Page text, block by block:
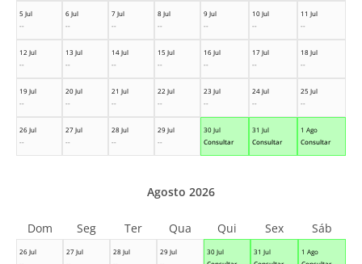
5 Jul
--
6 Jul
--
7 Jul
--
8 Jul
--
9 Jul
--
10 Jul
--
11 Jul
--
12 Jul
--
13 Jul
--
14 Jul
--
15 Jul
--
16 Jul
--
17 Jul
--
18 Jul
--
19 Jul
--
20 Jul
--
21 Jul
--
22 Jul
--
23 Jul
--
24 Jul
--
25 Jul
--
26 Jul
--
27 Jul
--
28 Jul
--
29 Jul
--
30 Jul
Consultar
31 Jul
Consultar
1 Ago
Consultar
26 Jul
27 Jul
28 Jul
29 Jul
30 Jul
31 Jul
1 Ago
Agosto 2026
Dom Seg Ter Qua Qui Sex Sáb